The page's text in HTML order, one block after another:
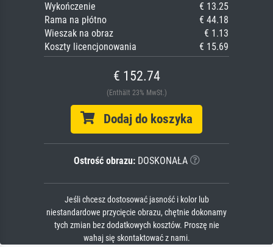
Wykończenie
€ 13.25
Rama na płótno
€ 44.18
Wieszak na obraz
€ 1.13
Koszty licencjonowania
€ 15.69
€ 152.74
(Enthält 23% MwSt.)
Dodaj do koszyka
Ostrość obrazu:DOSKONAŁA
Jeśli chcesz dostosować jasność i kolor lub
niestandardowe przycięcie obrazu, chętnie dokonamy
tych zmian bez dodatkowych kosztów. Proszę nie
wahaj się skontaktować z nami.